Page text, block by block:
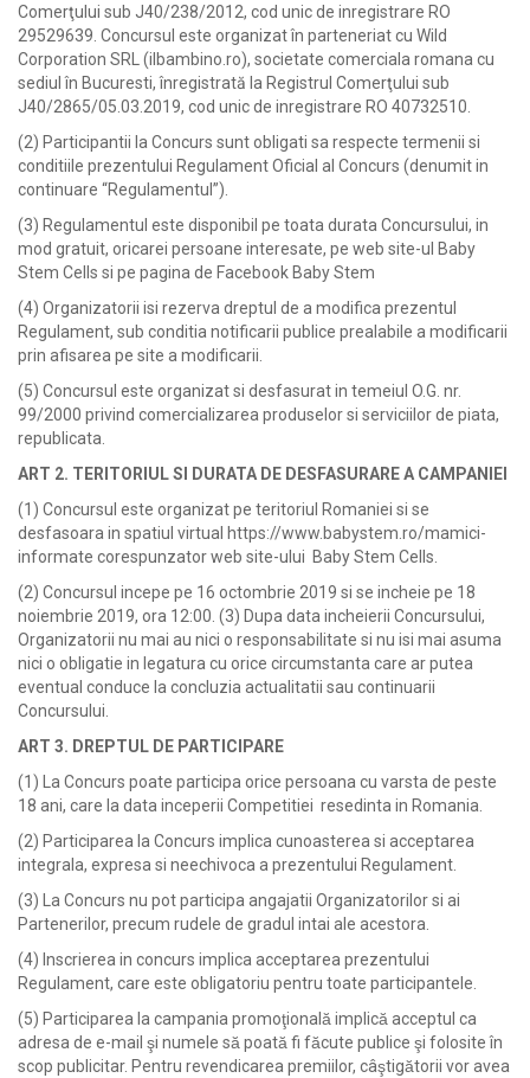
Comerţului sub J40/238/2012, cod unic de inregistrare RO
29529639. Concursul este organizat în parteneriat cu Wild
Corporation SRL (ilbambino.ro), societate comerciala romana cu
sediul în Bucuresti, înregistrată la Registrul Comerţului sub
J40/2865/05.03.2019, cod unic de inregistrare RO 40732510.
(2) Participantii la Concurs sunt obligati sa respecte termenii si
conditiile prezentului Regulament Oficial al Concurs (denumit in
continuare “Regulamentul”).
(3) Regulamentul este disponibil pe toata durata Concursului, in
mod gratuit, oricarei persoane interesate, pe web site-ul ​ Baby
Stem Cells​ si pe pagina de ​ Facebook Baby Stem
(4) Organizatorii isi rezerva dreptul de a modifica prezentul
Regulament, sub conditia notificarii publice prealabile a modificarii
prin afisarea pe site a modificarii.
(5) Concursul este organizat si desfasurat in temeiul O.G. nr.
99/2000 privind comercializarea produselor si serviciilor de piata,
republicata.
ART 2. TERITORIUL SI DURATA DE DESFASURARE A CAMPANIEI
(1) Concursul este organizat pe teritoriul Romaniei si se
desfasoara in spatiul virtual https://www.babystem.ro/mamici-
informate corespunzator web site-ului ​ Baby Stem Cells​.
(2) Concursul incepe pe 16 octombrie 2019 si se incheie pe 18
noiembrie 2019, ora 12:00. (3) Dupa data incheierii Concursului,
Organizatorii nu mai au nici o responsabilitate si nu isi mai asuma
nici o obligatie in legatura cu orice circumstanta care ar putea
eventual conduce la concluzia actualitatii sau continuarii
Concursului.
ART 3. DREPTUL DE PARTICIPARE
(1) La Concurs poate participa orice persoana cu varsta de peste
18 ani, care la data inceperii Competitiei resedinta in Romania.
(2) Participarea la Concurs implica cunoasterea si acceptarea
integrala, expresa si neechivoca a prezentului Regulament.
(3) La Concurs nu pot participa angajatii Organizatorilor si ai
Partenerilor, precum rudele de gradul intai ale acestora.
(4) Inscrierea in concurs implica acceptarea prezentului
Regulament, care este obligatoriu pentru toate participantele.
(5) Participarea la campania promoţională implică acceptul ca
adresa de e-mail şi numele să poată fi făcute publice şi folosite în
scop publicitar. Pentru revendicarea premiilor, câştigătorii vor avea